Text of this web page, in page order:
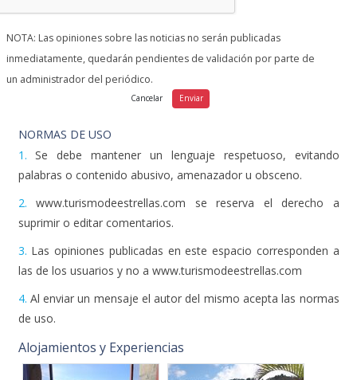
NOTA: Las opiniones sobre las noticias no serán publicadas
inmediatamente, quedarán pendientes de validación por parte de
un administrador del periódico.
NORMAS DE USO
1. Se debe mantener un lenguaje respetuoso, evitando
palabras o contenido abusivo, amenazador u obsceno.
2. www.turismodeestrellas.com se reserva el derecho a
suprimir o editar comentarios.
3. Las opiniones publicadas en este espacio corresponden a
las de los usuarios y no a www.turismodeestrellas.com
4. Al enviar un mensaje el autor del mismo acepta las normas
de uso.
Alojamientos y Experiencias